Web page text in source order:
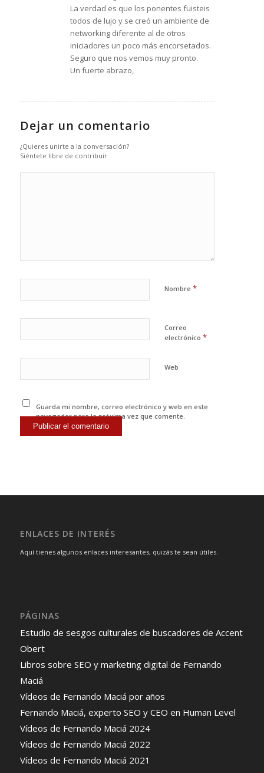
La verdad es que los ponentes fuisteis
todos de lujo y se creó un ambiente de
networking diferente al de otros
iniciadores un poco más encorsetados.
Seguro que nos vemos muy pronto.
Un fuerte abrazo,
Dejar un comentario
¿Quieres unirte a la conversación?
Siéntete libre de contribuir
Nombre *
Correo
electrónico *
Web
Guarda mi nombre, correo electrónico y web en este
navegador para la próxima vez que comente.
ENLACES DE INTERÉS
Aquí tienes algunos enlaces interesantes, quizás te sean útiles.
PÁGINAS
Estudio de sesgos culturales de buscadores de Accent
Obert
Libros sobre SEO y marketing digital de Fernando
Maciá
Vídeos de Fernando Maciá por años
Fernando Maciá, experto SEO y CEO en Human Level
Vídeos de Fernando Maciá 2024
Vídeos de Fernando Maciá 2022
Vídeos de Fernando Maciá 2021